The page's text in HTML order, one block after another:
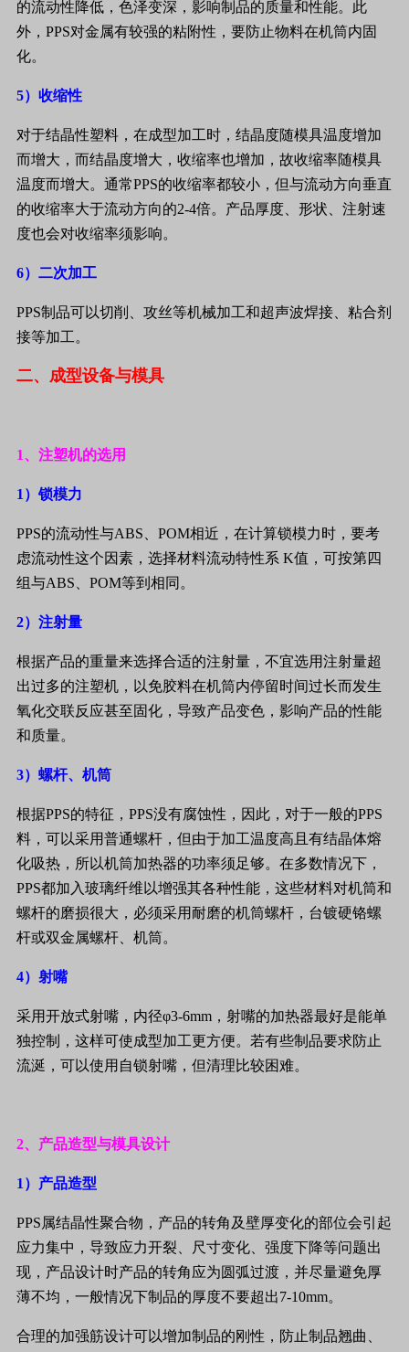
的流动性降低，色泽变深，影响制品的质量和性能。此
外， PPS对金属有较强的粘附性，要防止物料在机筒内固
化。
5）收缩性
对于结晶性塑料，在成型加工时，结晶度随模具温度增加
而增大，而结晶度增大，收缩率也增加，故收缩率随模具
温度而增大。通常PPS的收缩率都较小，但与流动方向垂直
的收缩率大于流动方向的2-4倍。产品厚度、形状、注射速
度也会对收缩率须影响。
6）二次加工
PPS制品可以切削、攻丝等机械加工和超声波焊接、粘合剂
接等加工。
二、成型设备与模具
1、注塑机的选用
1 ）锁模力
PPS的流动性与ABS POM相近，在计算锁模力时，要考
虑流动性这个因素，选择材料流动特性系 K值，可按第四
组与ABS POM等到相同。
2）注射量
根据产品的重量来选择合适的注射量，不宜选用注射量超
出过多的注塑机，以免胶料在机筒内停留时间过长而发生
氧化交联反应甚至固化，导致产品变色，影响产品的性能
和质量。
3）螺杆、机筒
根据PPS的特征， PPS没有腐蚀性，因此，对于一般的PPS
料，可以采用普通螺杆，但由于加工温度高且有结晶体熔
化吸热，所以机筒加热器的功率须足够。在多数情况下，
PPS都加入玻璃纤维以增强其各种性能，这些材料对机筒和
螺杆的磨损很大，必须采用耐磨的机筒螺杆，台镀硬铬螺
杆或双金属螺杆、机筒。
4）射嘴
采用开放式射嘴，内径φ3-6mm ，射嘴的加热器最好是能单
独控制，这样可使成型加工更方便。若有些制品要求防止
流涎，可以使用自锁射嘴，但清理比较困难。
2、产品造型与模具设计
1 ）产品造型
PPS属结晶性聚合物，产品的转角及壁厚变化的部位会引起
应力集中，导致应力开裂、尺寸变化、强度下降等问题出
现，产品设计时产品的转角应为圆弧过渡，并尽量避免厚
薄不均，一般情况下制品的厚度不要超出7-10mm。
合理的加强筋设计可以增加制品的刚性，防止制品翘曲、